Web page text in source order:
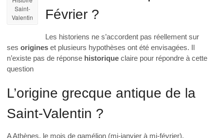
Saint-
Valentin
Février ?
Les historiens ne s’accordent pas réellement sur
ses origines et plusieurs hypothèses ont été envisagées. Il
n’existe pas de réponse historique claire pour répondre à cette
question
L’origine grecque antique de la
Saint-Valentin ?
A Athènes, le mois de gamélion (mi-janvier à mi-février),